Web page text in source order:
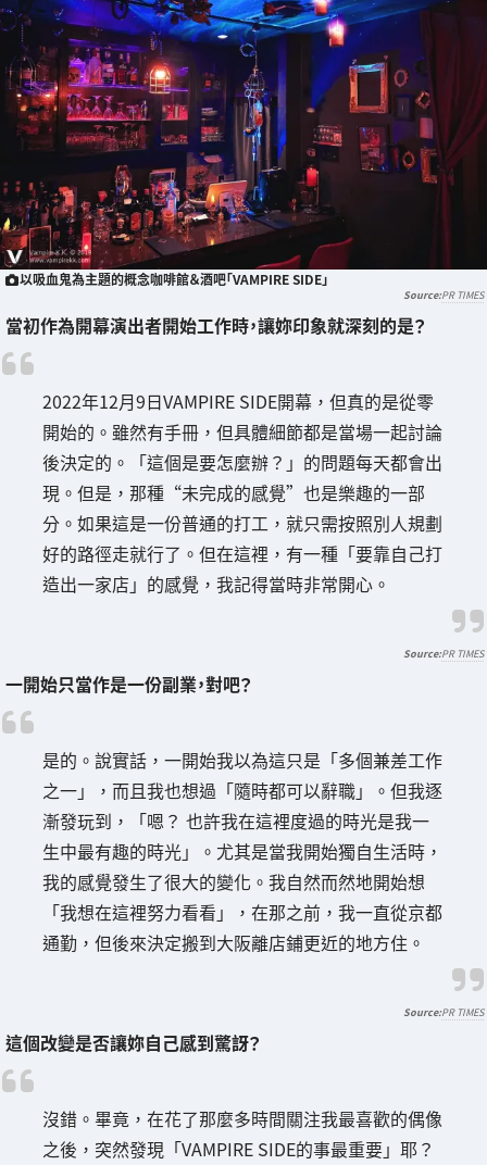
以吸血鬼為主題的概念咖啡館＆酒吧「VAMPIRE SIDE」
PR TIMES
當初作為開幕演出者開始工作時，讓妳印象就深刻的是？
2022年12月9日VAMPIRE SIDE開幕，但真的是從零
開始的。雖然有手冊，但具體細節都是當場一起討論
後決定的。「這個是要怎麼辦？」的問題每天都會出
現。但是，那種“未完成的感覺”也是樂趣的一部
分。如果這是一份普通的打工，就只需按照別人規劃
好的路徑走就行了。但在這裡，有一種「要靠自己打
造出一家店」的感覺，我記得當時非常開心。
PR TIMES
一開始只當作是一份副業，對吧？
是的。說實話，一開始我以為這只是「多個兼差工作
之一」，而且我也想過「隨時都可以辭職」。但我逐
漸發玩到，「嗯？ 也許我在這裡度過的時光是我一
生中最有趣的時光」。尤其是當我開始獨自生活時，
我的感覺發生了很大的變化。我自然而然地開始想
「我想在這裡努力看看」，在那之前，我一直從京都
通勤，但後來決定搬到大阪離店鋪更近的地方住。
PR TIMES
這個改變是否讓妳自己感到驚訝？
沒錯。畢竟，在花了那麼多時間關注我最喜歡的偶像
之後，突然發現「VAMPIRE SIDE的事最重要」耶？